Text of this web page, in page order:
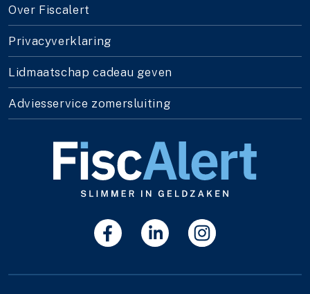
Over Fiscalert
Privacyverklaring
Lidmaatschap cadeau geven
Adviesservice zomersluiting